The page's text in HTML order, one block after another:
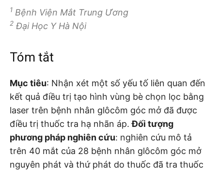
1 Bệnh Viện Mắt Trung Ương
2 Đại Học Y Hà Nội
Tóm tắt
Mục tiêu: Nhận xét một số yếu tố liên quan đến
kết quả điều trị tạo hình vùng bè chọn lọc bằng
laser trên bệnh nhân glôcôm góc mở đã được
điều trị thuốc tra hạ nhãn áp.Đối tượng
phương pháp nghiên cứu: nghiên cứu mô tả
trên 40 mắt của 28 bệnh nhân glôcôm góc mở
nguyên phát và thứ phát do thuốc đã tra thuốc